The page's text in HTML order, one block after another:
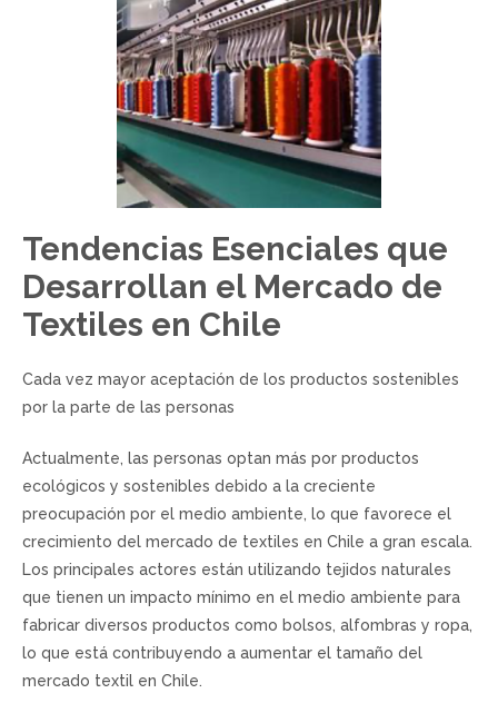
Tendencias Esenciales que
Desarrollan el Mercado de
Textiles en Chile
Cada vez mayor aceptación de los productos sostenibles
por la parte de las personas
Actualmente, las personas optan más por productos
ecológicos y sostenibles debido a la creciente
preocupación por el medio ambiente, lo que favorece el
crecimiento del mercado de textiles en Chile a gran escala.
Los principales actores están utilizando tejidos naturales
que tienen un impacto mínimo en el medio ambiente para
fabricar diversos productos como bolsos, alfombras y ropa,
lo que está contribuyendo a aumentar el tamaño del
mercado textil en Chile.